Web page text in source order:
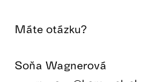
Máte otázku?
Soňa Wagnerová